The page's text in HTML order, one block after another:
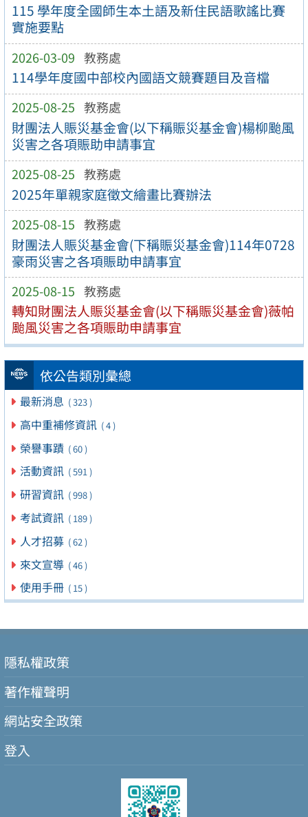
115 學年度全國師生本土語及新住民語歌謠比賽
實施要點
2026-03-09 教務處
114學年度國中部校內國語文競賽題目及音檔
2025-08-25 教務處
財團法人賑災基金會(以下稱賑災基金會)楊柳颱風
災害之各項賑助申請事宜
2025-08-25 教務處
2025年單親家庭徵文繪畫比賽辦法
2025-08-15 教務處
財團法人賑災基金會(下稱賑災基金會)114年0728
豪雨災害之各項賑助申請事宜
2025-08-15 教務處
轉知財團法人賑災基金會(以下稱賑災基金會)薇帕
颱風災害之各項賑助申請事宜
依公告類別彙總
最新消息 ( 323 )
高中重補修資訊 ( 4 )
榮譽事蹟 ( 60 )
活動資訊 ( 591 )
研習資訊 ( 998 )
考試資訊 ( 189 )
人才招募 ( 62 )
來文宣導 ( 46 )
使用手冊 ( 15 )
隱私權政策
著作權聲明
網站安全政策
登入